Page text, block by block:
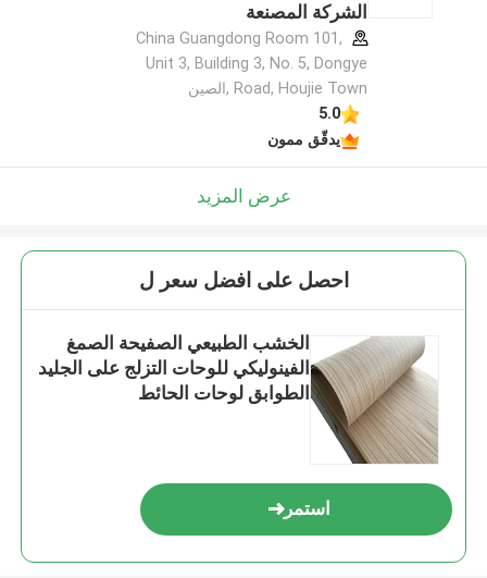
الشركة المصنعة
China Guangdong Room 101,
Unit 3, Building 3, No. 5, Dongye
Road, Houjie Town ,الصين
5.0
يدقّق ممون
عرض المزيد
احصل على افضل سعر ل
الخشب الطبيعي الصفيحة الصمغ
الفينوليكي للوحات التزلج على الجليد
الطوابق لوحات الحائط
استمر